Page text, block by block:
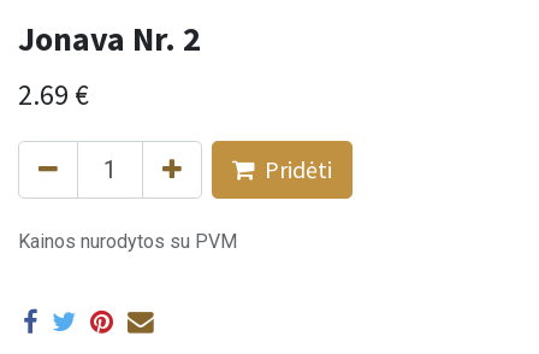
Jonava Nr. 2
2.69 €
Pridėti
Kainos nurodytos su PVM